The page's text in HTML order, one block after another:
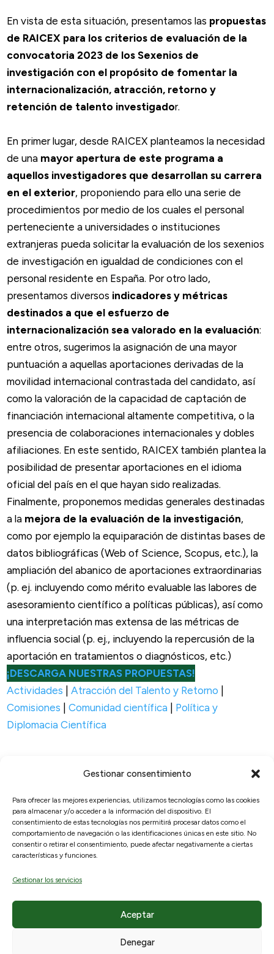
Gestionar consentimiento
Para ofrecer las mejores experiencias, utilizamos tecnologías como las cookies
para almacenar y/o acceder a la información del dispositivo. El
consentimiento de estas tecnologías nos permitirá procesar datos como el
comportamiento de navegación o las identificaciones únicas en este sitio. No
consentir o retirar el consentimiento, puede afectar negativamente a ciertas
características y funciones.
Gestionar los servicios
Aceptar
Denegar
En vista de esta situación, presentamos las propuestas
de RAICEX para los criterios de evaluación de la
convocatoria 2023 de los Sexenios de
investigación con el propósito de fomentar la
internacionalización, atracción, retorno y
retención de talento investigador.
En primer lugar, desde RAICEX planteamos la necesidad
de una mayor apertura de este programa a
aquellos investigadores que desarrollan su carrera
en el exterior, proponiendo para ello una serie de
procedimientos por medio de los cuales el personal
perteneciente a universidades o instituciones
extranjeras pueda solicitar la evaluación de los sexenios
de investigación en igualdad de condiciones con el
personal residente en España. Por otro lado,
presentamos diversos indicadores y métricas
destinados a que el esfuerzo de
internacionalización sea valorado en la evaluación:
entre otros, sugerimos la asignación de una mayor
puntuación a aquellas aportaciones derivadas de la
movilidad internacional contrastada del candidato, así
como la valoración de la capacidad de captación de
financiación internacional altamente competitiva, o la
presencia de colaboraciones internacionales y dobles
afiliaciones. En este sentido, RAICEX también plantea la
posibilidad de presentar aportaciones en el idioma
oficial del país en el que hayan sido realizadas.
Finalmente, proponemos medidas generales destinadas
a la mejora de la evaluación de la investigación,
como por ejemplo la equiparación de distintas bases de
datos bibliográficas (Web of Science, Scopus, etc.), la
ampliación del abanico de aportaciones extraordinarias
(p. ej. incluyendo como mérito evaluable las labores de
asesoramiento científico a políticas públicas), así como
una interpretación mas extensa de las métricas de
influencia social (p. ej., incluyendo la repercusión de la
aportación en tratamientos o diagnósticos, etc.)
¡DESCARGA NUESTRAS PROPUESTAS!
Actividades |Atracción del Talento y Retorno
Comisiones |Comunidad científica
Política y
Diplomacia Científica
© 2026, RAICEX, Madrid, España.
Enlaces útiles
Sobre nosotros
Política de cookies